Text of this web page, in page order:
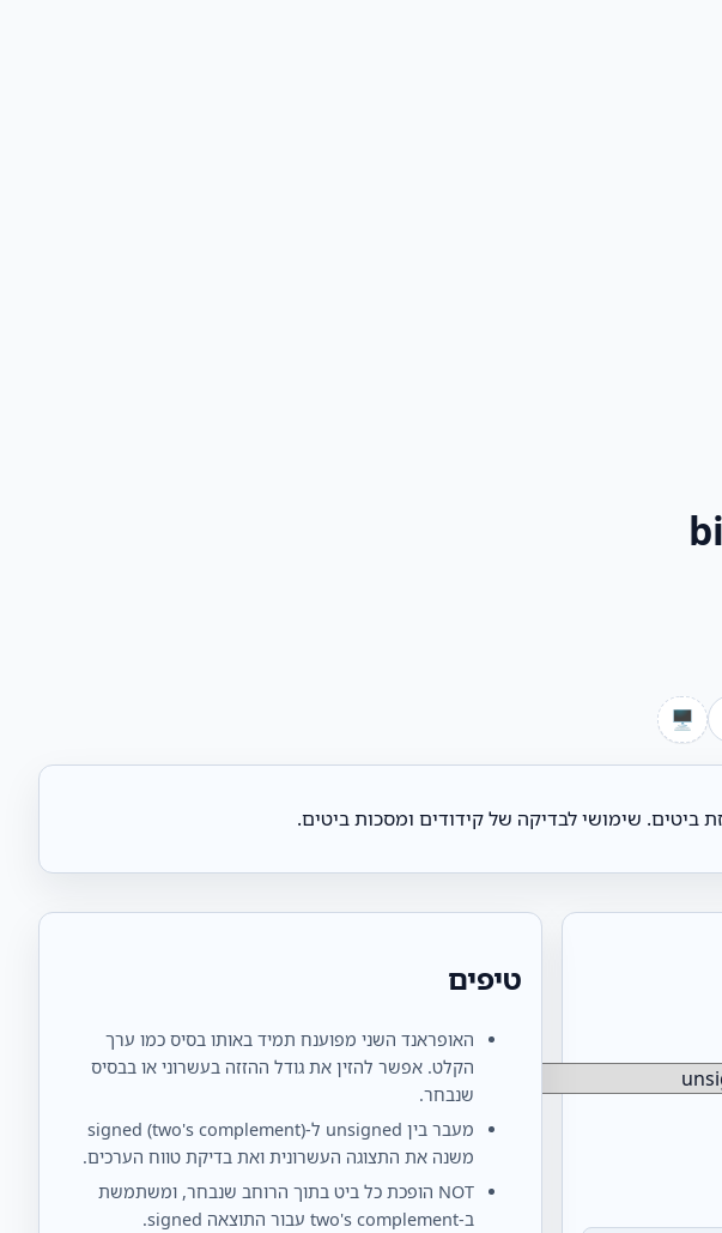
🖥️
טיפים
האופראנד השני מפוענח תמיד באותו בסיס כמו ערך
הקלט. אפשר להזין את גודל ההזזה בעשרוני או בבסיס
שנבחר.
מעבר בין unsigned ל‑signed (two's complement)
משנה את התצוגה העשרונית ואת בדיקת טווח הערכים.
NOT הופכת כל ביט בתוך הרוחב שנבחר, ומשתמשת
ב‑two's complement עבור התוצאה signed.